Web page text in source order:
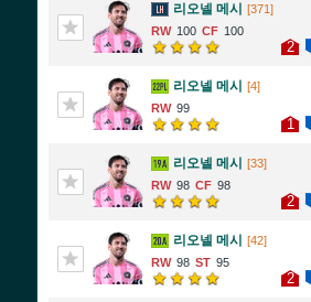
리오넬 메시
[371]
100
100
2
리오넬 메시
[4]
99
1
리오넬 메시
[33]
98
98
2
리오넬 메시
[42]
98
95
2